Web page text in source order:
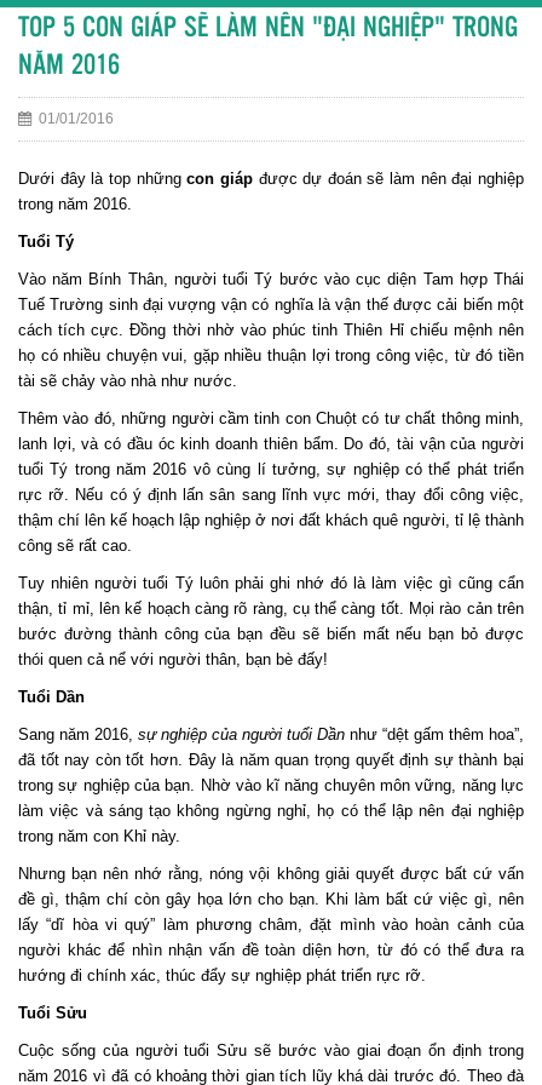
TOP 5 CON GIÁP SẼ LÀM NÊN "ĐẠI NGHIỆP" TRONG
NĂM 2016
01/01/2016
Dưới đây là top nhữngcon giápđược dự đoán sẽ làm nên đại nghiệp
trong năm 2016.
Tuổi Tý
Vào năm Bính Thân, người tuổi Tý bước vào cục diện Tam hợp Thái
Tuế Trường sinh đại vượng vận có nghĩa là vận thế được cải biến một
cách tích cực. Đồng thời nhờ vào phúc tinh Thiên Hỉ chiếu mệnh nên
họ có nhiều chuyện vui, gặp nhiều thuận lợi trong công việc, từ đó tiền
tài sẽ chảy vào nhà như nước.
Thêm vào đó, những người cầm tinh con Chuột có tư chất thông minh,
lanh lợi, và có đầu óc kinh doanh thiên bẩm. Do đó, tài vận của người
tuổi Tý trong năm 2016 vô cùng lí tưởng, sự nghiệp có thể phát triển
rực rỡ. Nếu có ý định lấn sân sang lĩnh vực mới, thay đổi công việc,
thậm chí lên kế hoạch lập nghiệp ở nơi đất khách quê người, tỉ lệ thành
công sẽ rất cao.
Tuy nhiên người tuổi Tý luôn phải ghi nhớ đó là làm việc gì cũng cẩn
thận, tỉ mỉ, lên kế hoạch càng rõ ràng, cụ thể càng tốt. Mọi rào cản trên
bước đường thành công của bạn đều sẽ biến mất nếu bạn bỏ được
thói quen cả nể với người thân, bạn bè đấy!
Tuổi Dần
Sang năm 2016, sự nghiệp của người tuổi Dần như “dệt gấm thêm hoa”,
đã tốt nay còn tốt hơn. Đây là năm quan trọng quyết định sự thành bại
trong sự nghiệp của bạn. Nhờ vào kĩ năng chuyên môn vững, năng lực
làm việc và sáng tạo không ngừng nghỉ, họ có thể lập nên đại nghiệp
trong năm con Khỉ này.
Nhưng bạn nên nhớ rằng, nóng vội không giải quyết được bất cứ vấn
đề gì, thậm chí còn gây họa lớn cho bạn. Khi làm bất cứ việc gì, nên
lấy “dĩ hòa vi quý” làm phương châm, đặt mình vào hoàn cảnh của
người khác để nhìn nhận vấn đề toàn diện hơn, từ đó có thể đưa ra
hướng đi chính xác, thúc đẩy sự nghiệp phát triển rực rỡ.
Tuổi Sửu
Cuộc sống của người tuổi Sửu sẽ bước vào giai đoạn ổn định trong
năm 2016 vì đã có khoảng thời gian tích lũy khá dài trước đó. Theo đà